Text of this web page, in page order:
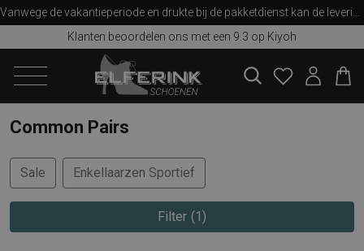
Klanten beoordelen ons met een 9.3 op Kiyoh
Common Pairs
Sale Enkellaarzen Sportief
Filter 1